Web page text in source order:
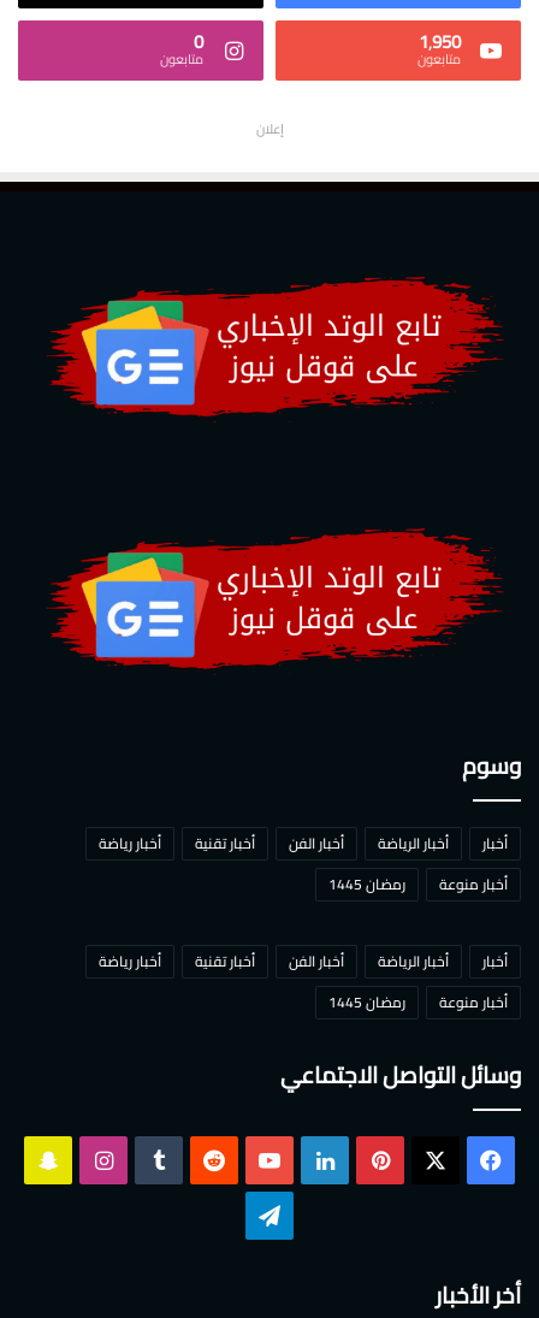
1٬950
متابعون 0
متابعون
إعلان
وسوم
أخبار أخبار الرياضة أخبار الفن أخبار تقنية
أخبار رياضة
أخبار منوعة
رمضان 1445
أخبار أخبار الرياضة أخبار الفن أخبار تقنية
أخبار رياضة
أخبار منوعة
رمضان 1445
وسائل التواصل الاجتماعي
فيسبوك بينتيريست لينكدإن ‫YouTube انستقرام
أخر الأخبار